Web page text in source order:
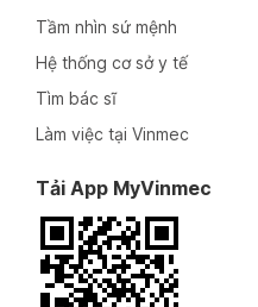
Tầm nhìn sứ mệnh
Hệ thống cơ sở y tế
Tìm bác sĩ
Làm việc tại Vinmec
Tải App MyVinmec